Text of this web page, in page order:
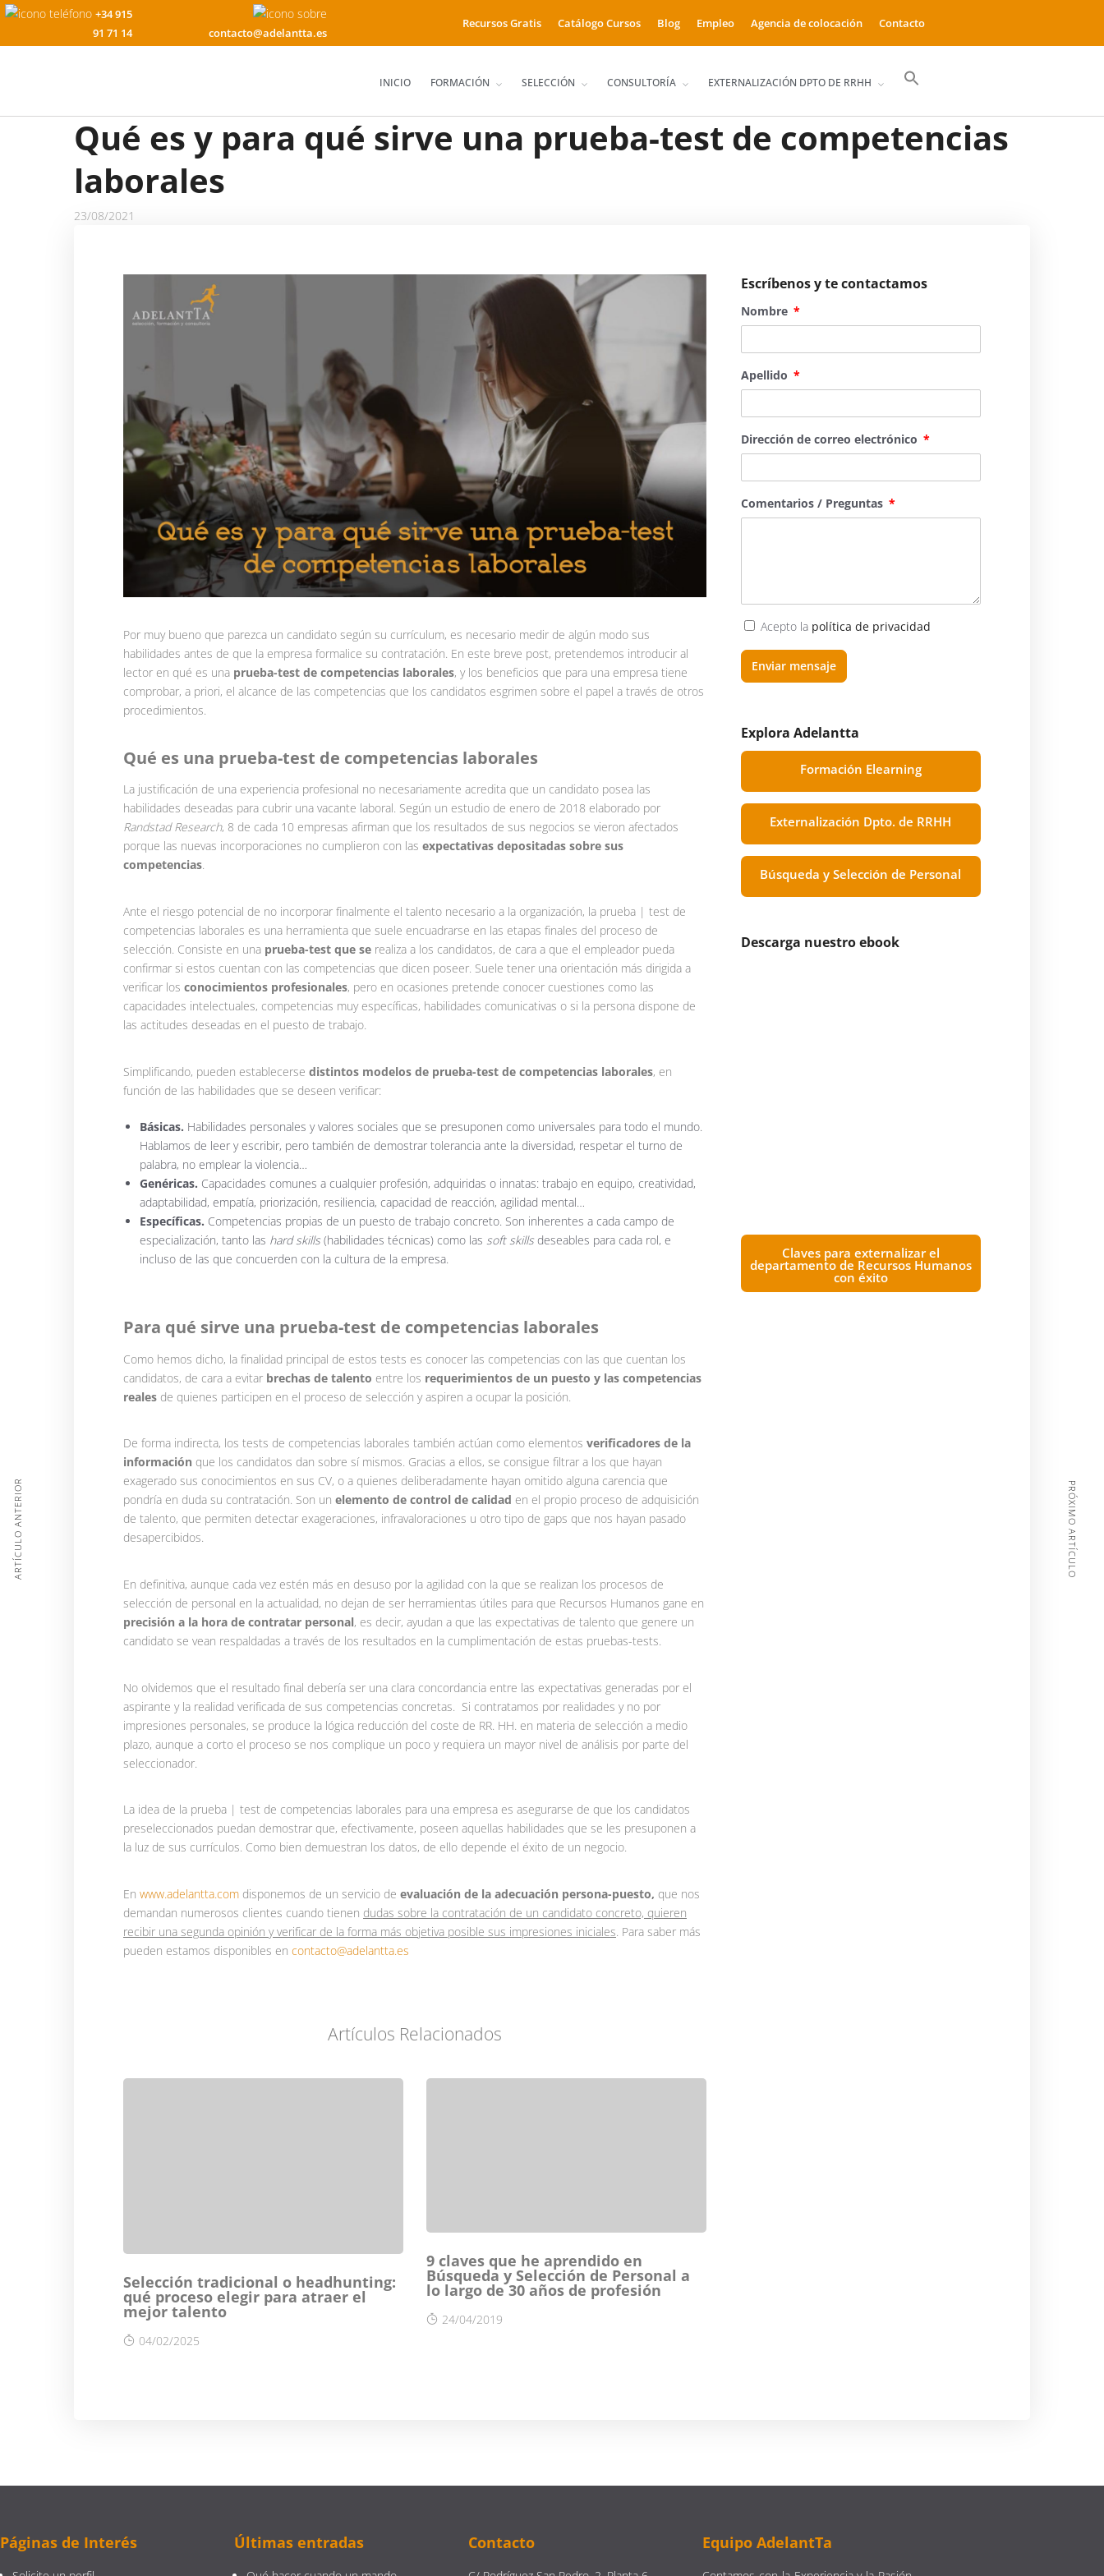
+34 915
91 71 14
contacto@adelantta.es
Recursos Gratis Catálogo Cursos Blog Empleo Agencia de colocación Contacto
INICIO FORMACIÓN SELECCIÓN CONSULTORÍA EXTERNALIZACIÓN DPTO DE RRHH
Qué es y para qué sirve una prueba-test de competencias
laborales
23/08/2021
Por muy bueno que parezca un candidato según su currículum, es necesario medir de algún modo sus
habilidades antes de que la empresa formalice su contratación. En este breve post, pretendemos introducir al
lector en qué es una prueba-test de competencias laborales, y los beneficios que para una empresa tiene
comprobar, a priori, el alcance de las competencias que los candidatos esgrimen sobre el papel a través de otros
procedimientos.
Qué es una prueba-test de competencias laborales
La justificación de una experiencia profesional no necesariamente acredita que un candidato posea las
habilidades deseadas para cubrir una vacante laboral. Según un estudio de enero de 2018 elaborado por
Randstad Research, 8 de cada 10 empresas afirman que los resultados de sus negocios se vieron afectados
porque las nuevas incorporaciones no cumplieron con las expectativas depositadas sobre sus
competencias.
Ante el riesgo potencial de no incorporar finalmente el talento necesario a la organización, la prueba | test de
competencias laborales es una herramienta que suele encuadrarse en las etapas finales del proceso de
selección. Consiste en una prueba-test que se realiza a los candidatos, de cara a que el empleador pueda
confirmar si estos cuentan con las competencias que dicen poseer. Suele tener una orientación más dirigida a
verificar los conocimientos profesionales, pero en ocasiones pretende conocer cuestiones como las
capacidades intelectuales, competencias muy específicas, habilidades comunicativas o si la persona dispone de
las actitudes deseadas en el puesto de trabajo.
Simplificando, pueden establecerse distintos modelos de prueba-test de competencias laborales, en
función de las habilidades que se deseen verificar:
Básicas. Habilidades personales y valores sociales que se presuponen como universales para todo el mundo.
Hablamos de leer y escribir, pero también de demostrar tolerancia ante la diversidad, respetar el turno de
palabra, no emplear la violencia…
Genéricas. Capacidades comunes a cualquier profesión, adquiridas o innatas: trabajo en equipo, creatividad,
adaptabilidad, empatía, priorización, resiliencia, capacidad de reacción, agilidad mental…
Específicas. Competencias propias de un puesto de trabajo concreto. Son inherentes a cada campo de
especialización, tanto las hard skills (habilidades técnicas) como las soft skills deseables para cada rol, e
incluso de las que concuerden con la cultura de la empresa.
Para qué sirve una prueba-test de competencias laborales
Como hemos dicho, la finalidad principal de estos tests es conocer las competencias con las que cuentan los
candidatos, de cara a evitar brechas de talento entre los requerimientos de un puesto y las competencias
reales de quienes participen en el proceso de selección y aspiren a ocupar la posición.
De forma indirecta, los tests de competencias laborales también actúan como elementos verificadores de la
información que los candidatos dan sobre sí mismos. Gracias a ellos, se consigue filtrar a los que hayan
exagerado sus conocimientos en sus CV, o a quienes deliberadamente hayan omitido alguna carencia que
pondría en duda su contratación. Son un elemento de control de calidad en el propio proceso de adquisición
de talento, que permiten detectar exageraciones, infravaloraciones u otro tipo de gaps que nos hayan pasado
desapercibidos.
En definitiva, aunque cada vez estén más en desuso por la agilidad con la que se realizan los procesos de
selección de personal en la actualidad, no dejan de ser herramientas útiles para que Recursos Humanos gane en
precisión a la hora de contratar personal, es decir, ayudan a que las expectativas de talento que genere un
candidato se vean respaldadas a través de los resultados en la cumplimentación de estas pruebas-tests.
No olvidemos que el resultado final debería ser una clara concordancia entre las expectativas generadas por el
aspirante y la realidad verificada de sus competencias concretas. Si contratamos por realidades y no por
impresiones personales, se produce la lógica reducción del coste de RR. HH. en materia de selección a medio
plazo, aunque a corto el proceso se nos complique un poco y requiera un mayor nivel de análisis por parte del
seleccionador.
La idea de la prueba | test de competencias laborales para una empresa es asegurarse de que los candidatos
preseleccionados puedan demostrar que, efectivamente, poseen aquellas habilidades que se les presuponen a
la luz de sus currículos. Como bien demuestran los datos, de ello depende el éxito de un negocio.
En www.adelantta.com disponemos de un servicio de evaluación de la adecuación persona-puesto, que nos
demandan numerosos clientes cuando tienen dudas sobre la contratación de un candidato concreto, quieren
recibir una segunda opinión y verificar de la forma más objetiva posible sus impresiones iniciales. Para saber más
pueden estamos disponibles en contacto@adelantta.es
Artículos Relacionados
Selección tradicional o headhunting:
qué proceso elegir para atraer el
mejor talento
04/02/2025
9 claves que he aprendido en
Búsqueda y Selección de Personal a
lo largo de 30 años de profesión
24/04/2019
ARTÍCULO ANTERIOR PRÓXIMO ARTÍCULO
Escríbenos y te contactamos
Nombre
Apellido
Dirección de correo electrónico
Comentarios / Preguntas
Acepto la política de privacidad
Enviar mensaje
Explora Adelantta
Formación Elearning
Externalización Dpto. de RRHH
Búsqueda y Selección de Personal
Descarga nuestro ebook
Claves para externalizar el
departamento de Recursos Humanos
con éxito
Páginas de Interés Últimas entradas Contacto Equipo AdelantTa